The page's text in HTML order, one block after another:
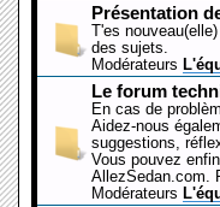
Présentation
T'es
des sujets.
Modérateurs
Le forum
En cas de
Aidez-nous
suggestions,
Vous pouvez
AllezSedan.com.
Modérateurs